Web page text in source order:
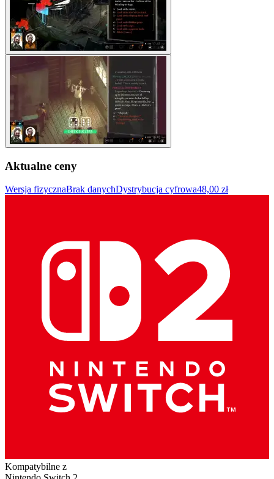
Aktualne ceny
Wersja fizycznaBrak danychDystrybucja cyfrowa48,00 zł
Kompatybilne z